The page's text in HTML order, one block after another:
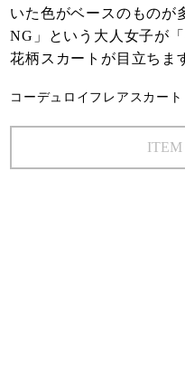
いた色がベースのものが
NG」という大人女子が
花柄スカートが目立ちま
コーデュロイフレアスカー